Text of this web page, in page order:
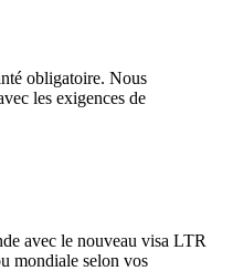
obligatoire. Nous
les exigences de
avec le nouveau visa LTR
mondiale selon vos